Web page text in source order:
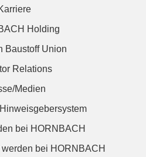
Holding
Baustoff Union
Relations
Medien
bei HORNBACH
bei HORNBACH